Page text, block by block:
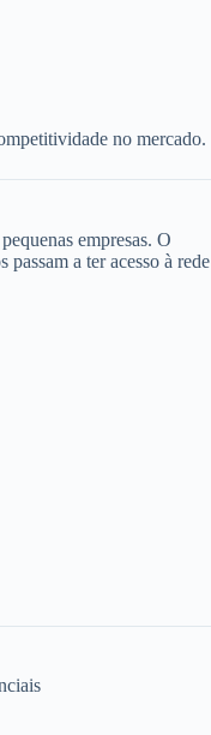
no mercado.
empresas. O
a ter acesso à rede